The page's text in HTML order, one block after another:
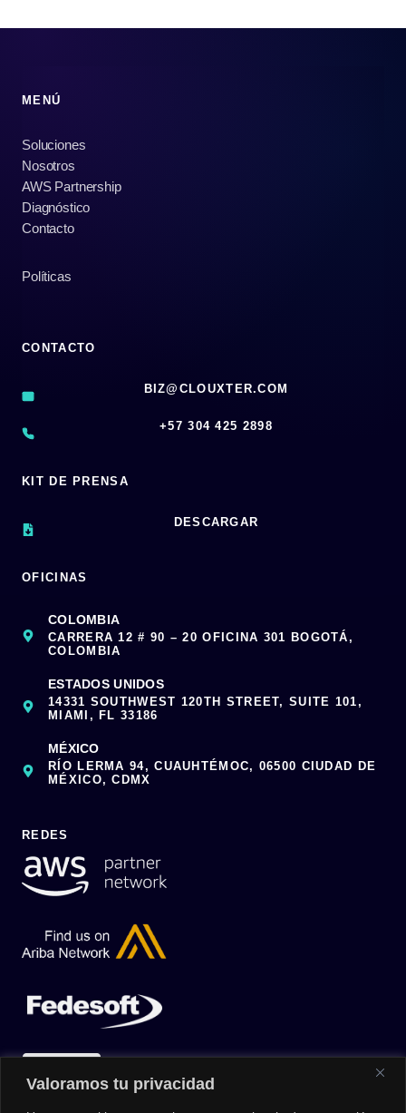
Valoramos tu privacidad
MENÚ
Soluciones
Nosotros
AWS Partnership
Diagnóstico
Contacto
Políticas
CONTACTO
BIZ@CLOUXTER.COM
‪+57 304 425 2898
KIT DE PRENSA
DESCARGAR
OFICINAS
COLOMBIA
CARRERA 12 # 90 – 20 OFICINA 301 BOGOTÁ,
COLOMBIA
ESTADOS UNIDOS
14331 SOUTHWEST 120TH STREET, SUITE 101,
MIAMI, FL 33186
MÉXICO
RÍO LERMA 94, CUAUHTÉMOC, 06500 CIUDAD DE
MÉXICO, CDMX
REDES